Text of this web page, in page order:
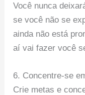
Você nunca
se você não se
ainda não está
aí vai fazer você
6. Concentre-se
Crie metas e